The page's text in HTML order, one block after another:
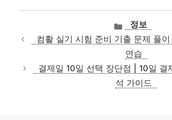
카
테
고
리
정보
컴활 실기 시험 준비 기출 문제 풀
연습
결제일 10일 선택 장단점 | 10일 결
석 가이드